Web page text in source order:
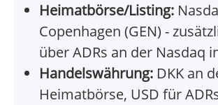
Heimatbörse/Listing:
Copenhagen (GEN) -
über ADRs an der Nasdaq
Handelswährung: DKK an
Heimatbörse, USD für